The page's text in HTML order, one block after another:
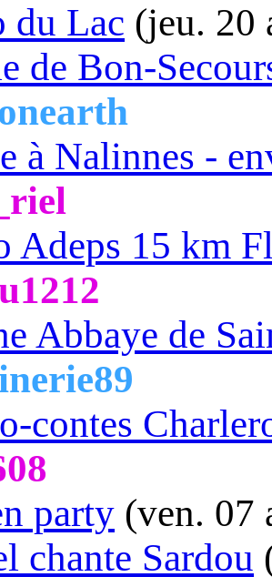
du Lac (jeu. 20
de Bon-
à Nalinnes -
Adeps 15 km
Abbaye de
contes
party (ven. 07
chante Sardou